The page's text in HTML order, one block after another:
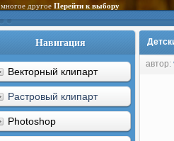
многое другое Перейти к выбору
Навигация
Векторный клипарт
Растровый клипарт
Photoshop
автор: